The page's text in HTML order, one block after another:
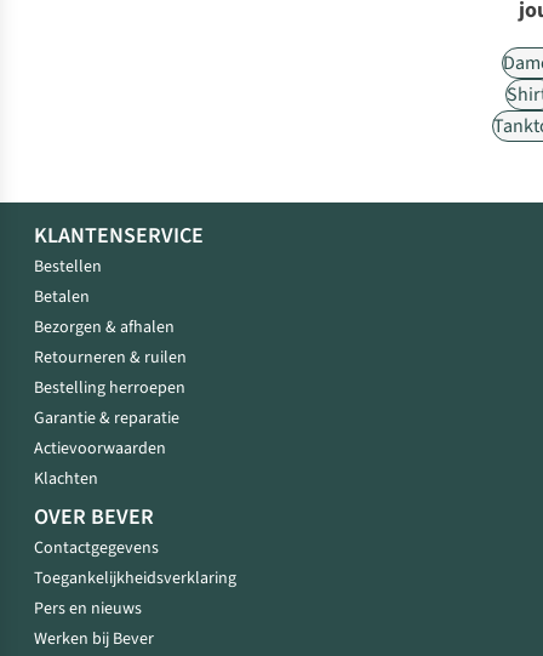
KLANTENSERVICE
Bestellen
Betalen
Bezorgen & afhalen
Retourneren & ruilen
Bestelling herroepen
Garantie & reparatie
Actievoorwaarden
Klachten
OVER BEVER
Contactgegevens
Toegankelijkheidsverklaring
Pers en nieuws
Werken bij Bever